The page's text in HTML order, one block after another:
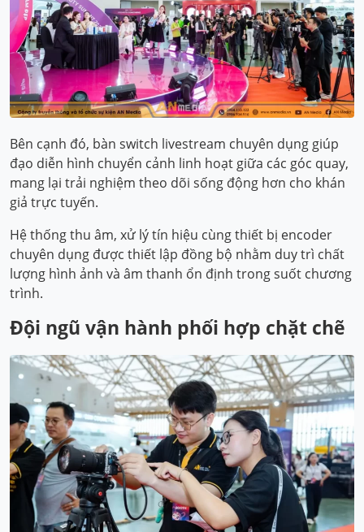
Bên cạnh đó, bàn switch livestream chuyên dụng giúp
đạo diễn hình chuyển cảnh linh hoạt giữa các góc quay,
mang lại trải nghiệm theo dõi sống động hơn cho khán
giả trực tuyến.
Hệ thống thu âm, xử lý tín hiệu cùng thiết bị encoder
chuyên dụng được thiết lập đồng bộ nhằm duy trì chất
lượng hình ảnh và âm thanh ổn định trong suốt chương
trình.
Đội ngũ vận hành phối hợp chặt chẽ